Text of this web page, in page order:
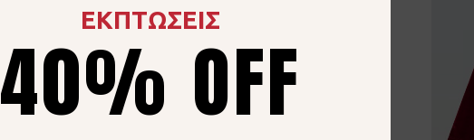
ΕΚΠΤΩΣΕΙΣ
40% OFF